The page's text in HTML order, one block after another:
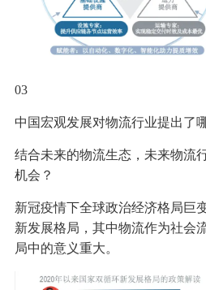
03
中国宏观发展对物流行业提出了
结合未来的物流生态，未来物流
机会？
新冠疫情下全球政治经济格局巨
新发展格局，其中物流作为社会
局中的意义重大。